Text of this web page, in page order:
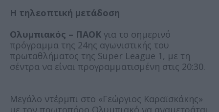
Η τηλεοπτική μετάδοση
Ολυμπιακός – ΠΑΟΚ για το σημερινό
πρόγραμμα της 24ης αγωνιστικής του
πρωταθλήματος της Super League 1, με τη
σέντρα να είναι προγραμματισμένη στις 20:30.
Μεγάλο ντέρμπι στο «Γεώργιος Καραϊσκάκης»